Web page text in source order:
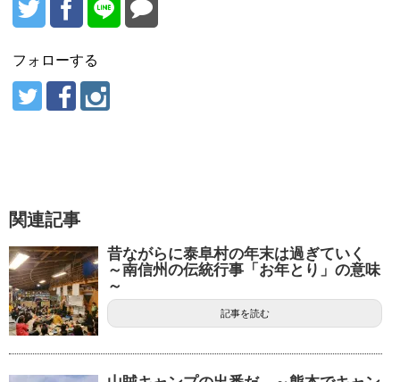
フォローする
関連記事
昔ながらに泰阜村の年末は過ぎていく
～南信州の伝統行事「お年とり」の意味
～
記事を読む